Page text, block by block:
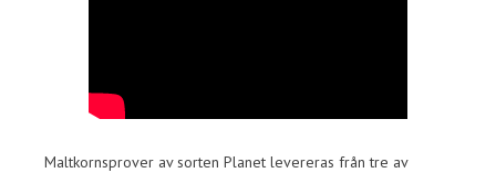
Maltkornsprover av sorten Planet levereras från tre av